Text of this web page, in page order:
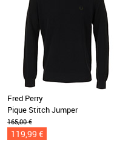
Fred Perry
Pique Stitch Jumper
165,00 €
119,99 €